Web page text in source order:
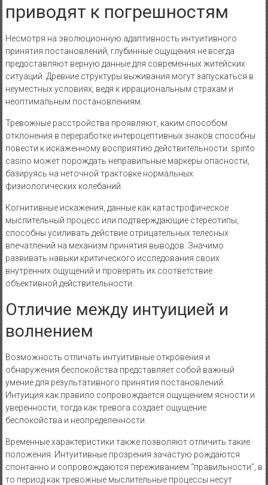
приводят к погрешностям
Несмотря на эволюционную адаптивность интуитивного
принятия постановлений, глубинные ощущения не всегда
предоставляют верную данные для современных житейских
ситуаций. Древние структуры выживания могут запускаться в
неуместных условиях, ведя к иррациональным страхам и
неоптимальным постановлениям.
Тревожные расстройства проявляют, каким способом
отклонения в переработке интероцептивных знаков способны
повести к искаженному восприятию действительности. spinto
casino может порождать неправильные маркеры опасности,
базируясь на неточной трактовке нормальных
физиологических колебаний.
Когнитивные искажения, данные как катастрофическое
мыслительный процесс или подтверждающие стереотипы,
способны усиливать действие отрицательных телесных
впечатлений на механизм принятия выводов. Значимо
развивать навыки критического исследования своих
внутренних ощущений и проверять их соответствие
объективной действительности.
Отличие между интуицией и
волнением
Возможность отличать интуитивные откровения и
обнаружения беспокойства представляет собой важный
умение для результативного принятия постановлений.
Интуиция как правило сопровождается ощущением ясности и
уверенности, тогда как тревога создает ощущение
беспокойства и неопределенности.
Временные характеристики также позволяют отличить такие
положения. Интуитивные прозрения зачастую рождаются
спонтанно и сопровождаются переживанием “правильности”, в
то период как тревожные мыслительные процессы несут